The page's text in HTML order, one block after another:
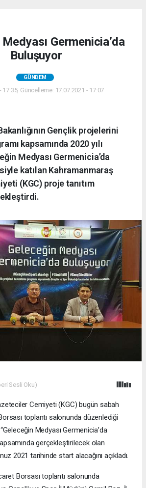
Germenicia’da
Buluşuyor
GÜNDEM
17:35, Güncelleme: 17.07.2021 - 17:07
Gençlik projelerini
kapsamında 2020 yılı
Medyası Germenicia’da
katılan Kahramanmaraş
(KGC) proje tanıtım
Sesli Oku)
Cemiyeti (KGC) bugün sabah
toplantı salonunda düzenlediği
Medyası Germenicia’da
gerçekleştirilecek olan
2021 tarihinde start alacağını açıkladı.
Borsası toplantı salonunda